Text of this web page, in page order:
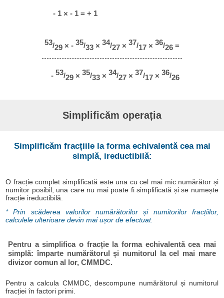
- 1 × - 1 = + 1
53/29 × - 35/33 × 34/27 × 37/17 × 36/26 =
- 53/29 × 35/33 × 34/27 × 37/17 × 36/26
Simplificăm operația
Simplificăm fracțiile la forma echivalentă cea mai
simplă, ireductibilă:
O fracție complet simplificată este una cu cel mai mic numărător și
numitor posibil, una care nu mai poate fi simplificată și se numește
fracție ireductibilă.
* Prin scăderea valorilor numărătorilor și numitorilor fracțiilor,
calculele ulterioare devin mai ușor de efectuat.
Pentru a simplifica o fracție la forma echivalentă cea mai
simplă: împarte numărătorul și numitorul la cel mai mare
divizor comun al lor, CMMDC.
Pentru a calcula CMMDC, descompune numărătorul și numitorul
fracției în factori primi.